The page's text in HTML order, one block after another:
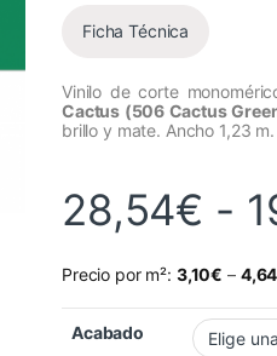
Ficha Técnica
Vinilo de corte
Cactus (506 Cactus
brillo y mate. Ancho 1,23
28,54€ -
Precio por m²: 3,10€ – 4,64
Acabado